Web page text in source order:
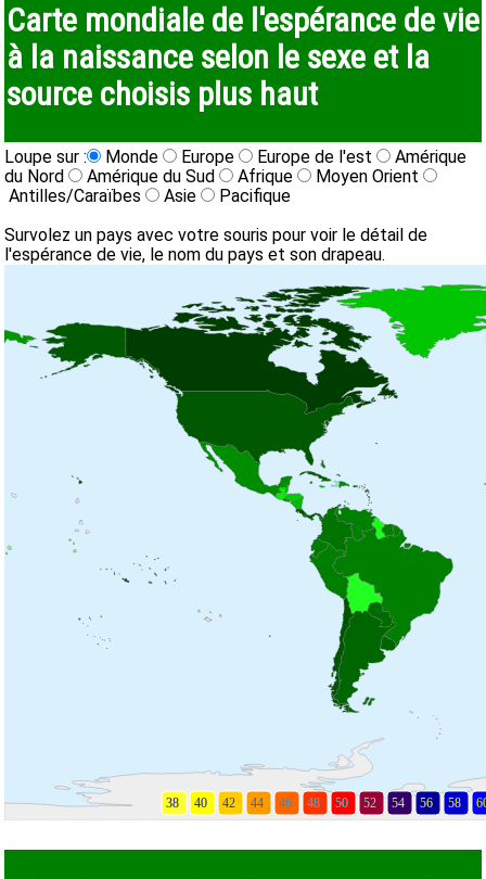
Carte mondiale de l'espérance de vie
à la naissance selon le sexe et la
source choisis plus haut
Loupe sur : Monde Europe Europe de l'est
Amérique
du Nord
Amérique du Sud Afrique
Moyen Orient
Antilles/Caraïbes
Asie
Pacifique
Survolez un pays avec votre souris pour voir le détail de
l'espérance de vie, le nom du pays et son drapeau.